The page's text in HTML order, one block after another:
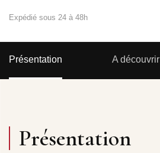
Expédié sous 24 à 48h
Présentation A découvrir
Présentation